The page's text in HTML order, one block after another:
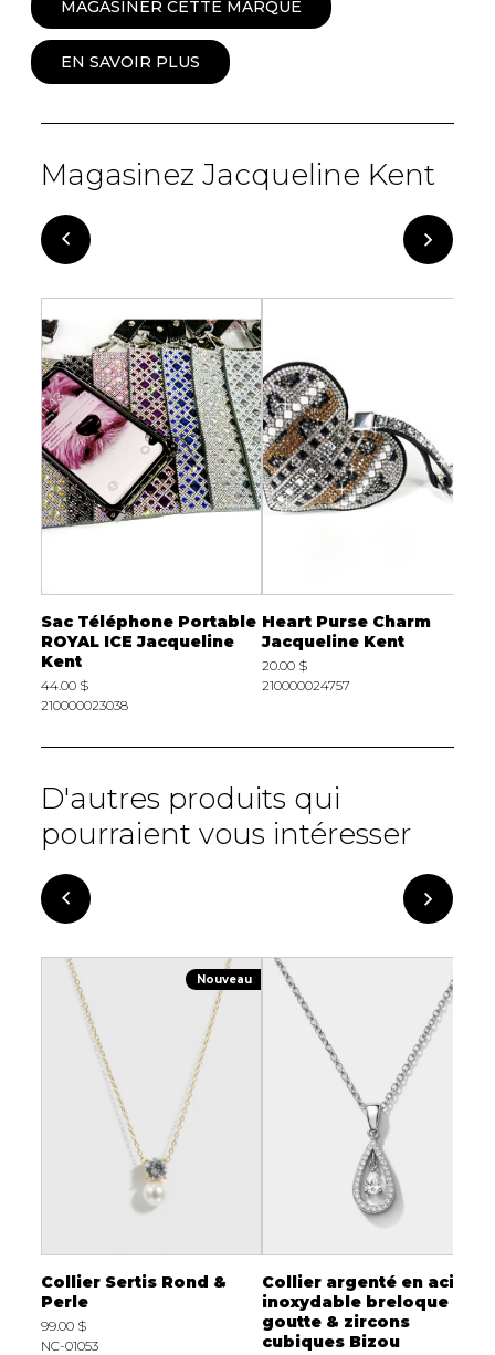
MAGASINER CETTE MARQUE
EN SAVOIR PLUS
Magasinez Jacqueline Kent
Sac Téléphone Portable
ROYAL ICE Jacqueline
Kent
44.00 $
210000023038
Heart Purse Charm
Jacqueline Kent
20.00 $
210000024757
D'autres produits qui
pourraient vous intéresser
Nouveau
Collier Sertis Rond &
Perle
99.00 $
NC-01053
Collier argenté en acier
inoxydable breloque
goutte & zircons
cubiques Bizou